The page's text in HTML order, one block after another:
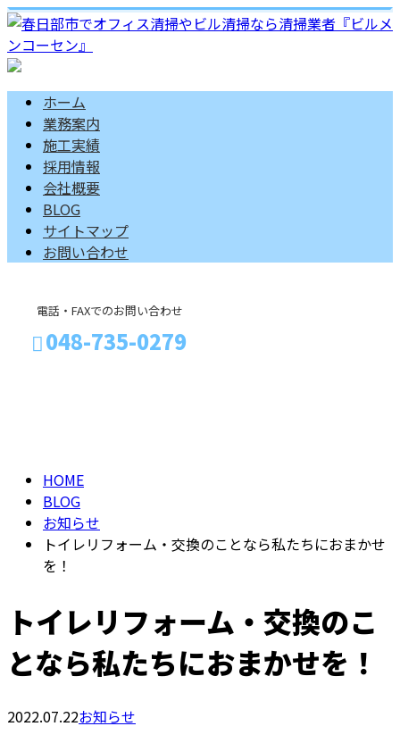
ホーム
業務案内
施工実績
採用情報
会社概要
BLOG
サイトマップ
お問い合わせ
電話・FAXでのお問い合わせ
048-735-0279
HOME
BLOG
お知らせ
トイレリフォーム・交換のことなら私たちにおまかせ
を！
トイレリフォーム・交換のこ
となら私たちにおまかせを！
2022.07.22お知らせ